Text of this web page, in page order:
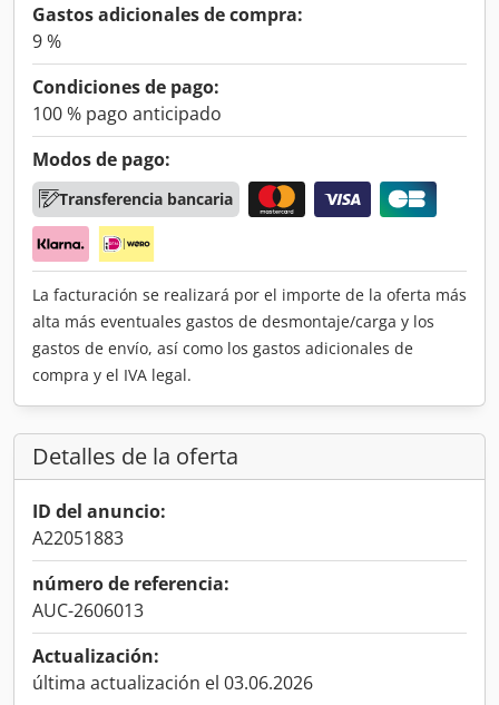
Gastos adicionales de compra:
9 %
Condiciones de pago:
100 % pago anticipado
Modos de pago:
Transferencia bancaria
La facturación se realizará por el importe de la oferta más
alta más eventuales gastos de desmontaje/carga y los
gastos de envío, así como los gastos adicionales de
compra y el IVA legal.
Detalles de la oferta
ID del anuncio:
A22051883
número de referencia:
AUC-2606013
Actualización:
última actualización el 03.06.2026